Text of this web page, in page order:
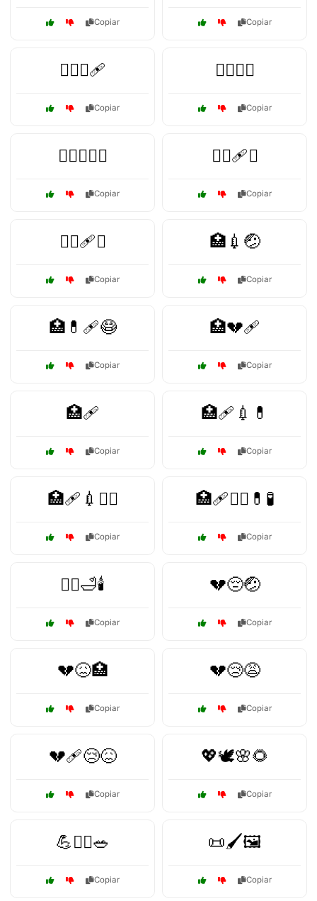
Copiar Copiar
🏋️‍♀️💪🩹
Copiar
🏋️‍♀️🤕💔
Copiar
🏋️‍♂️🦵🤕🏥
Copiar
🏌️‍♀️🩹⛳
Copiar
🏌️‍♂️🩹⛳
Copiar
🏥💉🤕
Copiar
🏥💊🩹😷
Copiar
🏥💔🩹
Copiar
🏥🩹
Copiar
🏥🩹💉💊
Copiar
🏥🩹💉🧑‍⚕️
Copiar
🏥🩹🧑‍⚕️💊🧪
Copiar
💆‍♂️🛁🕯️
Copiar
💔😔🤕
Copiar
💔😖🏥
Copiar
💔😢😩
Copiar
💔🩹😢😖
Copiar
💖🕊️🌸🌻
Copiar
💪🏋️‍♀️🥗
Copiar
📜🖌️🖼️
Copiar